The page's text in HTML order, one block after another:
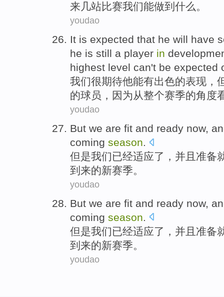
来几站比赛我们能做到 什么。
youdao
It is expected that he will have
he is still a player in
highest level can't be expected
我们很期待他能有出色的表现 ，
的球员 ， 因为 从整个赛季的角度
youdao
But we are fit and ready now,
coming season.
但是我们已经适应了， 并且 准备
到来的新赛季。
youdao
But we are fit and ready now,
coming season
但是我们已经适应了， 并且 准备
到来的新赛季。
youdao